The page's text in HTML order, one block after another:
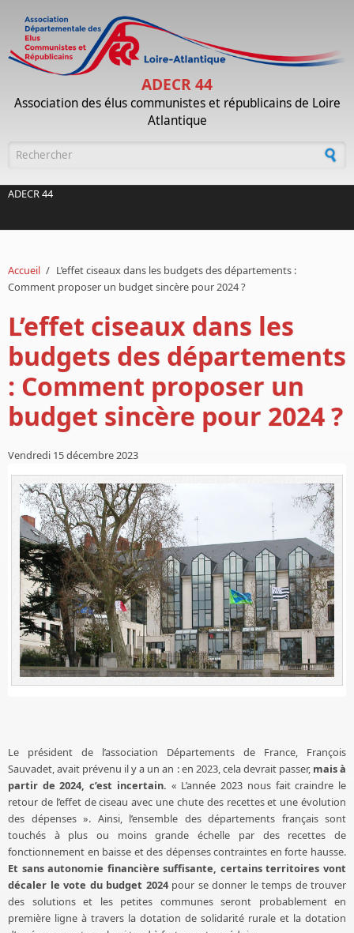
ADECR 44
Association des élus communistes et républicains de Loire
Atlantique
ADECR 44
Accueil / L’effet ciseaux dans les budgets des départements :
Comment proposer un budget sincère pour 2024 ?
L’effet ciseaux dans les
budgets des départements
: Comment proposer un
budget sincère pour 2024 ?
Vendredi 15 décembre 2023
Le président de l’association Départements de France, François
Sauvadet, avait prévenu il y a un an : en 2023, cela devrait passer, mais à
partir de 2024, c’est incertain. « L’année 2023 nous fait craindre le
retour de l’effet de ciseau avec une chute des recettes et une évolution
des dépenses ». Ainsi, l’ensemble des départements français sont
touchés à plus ou moins grande échelle par des recettes de
fonctionnement en baisse et des dépenses contraintes en forte hausse.
Et sans autonomie financière suffisante, certains territoires vont
décaler le vote du budget 2024pour se donner le temps de trouver
des solutions et les petites communes seront probablement en
première ligne à travers la dotation de solidarité rurale et la dotation